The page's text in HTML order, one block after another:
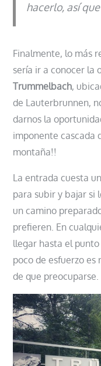
hacerlo, así
Finalmente, lo más
sería ir a conocer la
Trummelbach,
de Lauterbrunnen,
darnos la
imponente cascada
montaña!!
La entrada cuesta
para subir y bajar si
un camino
prefieren. En
llegar hasta el
poco de esfuerzo
de que preocuparse.